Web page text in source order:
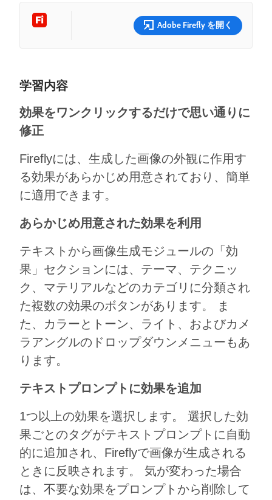
Adobe Firefly を開く
学習内容
効果をワンクリックするだけで思い通りに
修正
Fireflyには、生成した画像の外観に作用す
る効果があらかじめ用意されており、簡単
に適用できます。
あらかじめ用意された効果を利用
テキストから画像生成モジュールの「効
果」セクションには、テーマ、テクニッ
ク、マテリアルなどのカテゴリに分類され
た複数の効果のボタンがあります。 ま
た、カラーとトーン、ライト、およびカメ
ラアングルのドロップダウンメニューもあ
ります。
テキストプロンプトに効果を追加
1つ以上の効果を選択します。 選択した効
果ごとのタグがテキストプロンプトに自動
的に追加され、Fireflyで画像が生成される
ときに反映されます。 気が変わった場合
は、不要な効果をプロンプトから削除して